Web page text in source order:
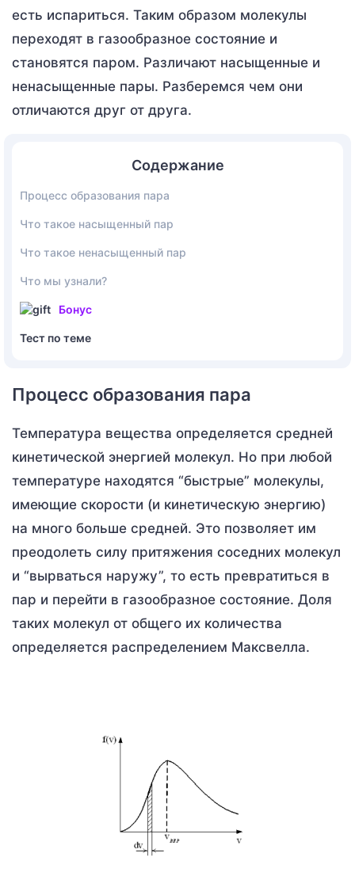
есть испариться. Таким образом молекулы
переходят в газообразное состояние и
становятся паром. Различают насыщенные и
ненасыщенные пары. Разберемся чем они
отличаются друг от друга.
Содержание
Процесс образования пара
Что такое насыщенный пар
Что такое ненасыщенный пар
Что мы узнали?
Бонус
Тест по теме
Процесс образования пара
Температура вещества определяется средней
кинетической энергией молекул. Но при любой
температуре находятся “быстрые” молекулы,
имеющие скорости (и кинетическую энергию)
на много больше средней. Это позволяет им
преодолеть силу притяжения соседних молекул
и “вырваться наружу”, то есть превратиться в
пар и перейти в газообразное состояние. Доля
таких молекул от общего их количества
определяется распределением Максвелла.